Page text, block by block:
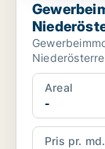
Areal
-
Pris pr. md.